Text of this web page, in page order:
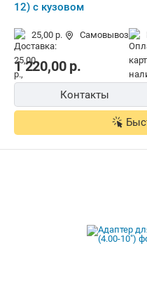
12) с кузовом
25,00 р. Самовывоз
1 220,00р.
Контакты